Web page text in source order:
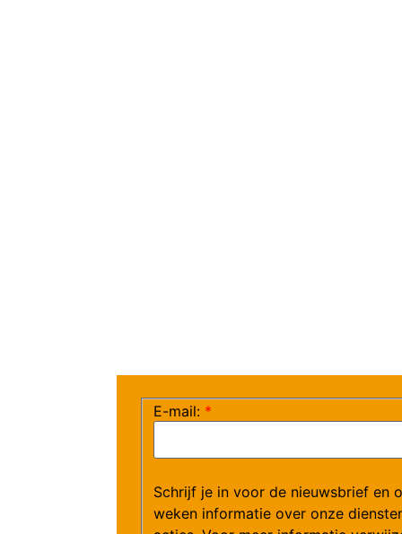
E-mail: *
Schrijf je in voor de nieuwsbrief en
weken informatie over onze